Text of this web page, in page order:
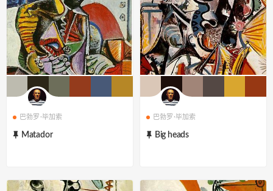
巴勃罗·毕加索
Matador
巴勃罗·毕加索
Big heads